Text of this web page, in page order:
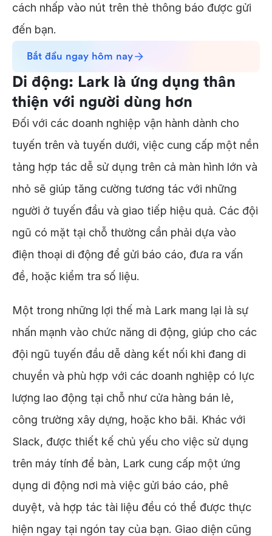
cách nhấp vào nút trên thẻ thông báo được gửi
đến bạn.
Bắt đầu ngay hôm nay
Di động: Lark là ứng dụng thân
thiện với người dùng hơn
Đối với các doanh nghiệp vận hành dành cho
tuyến trên và tuyến dưới, việc cung cấp một nền
tảng hợp tác dễ sử dụng trên cả màn hình lớn và
nhỏ sẽ giúp tăng cường tương tác với những
người ở tuyến đầu và giao tiếp hiệu quả. Các đội
ngũ có mặt tại chỗ thường cần phải dựa vào
điện thoại di động để gửi báo cáo, đưa ra vấn
đề, hoặc kiểm tra số liệu.
Một trong những lợi thế mà Lark mang lại là sự
nhấn mạnh vào chức năng di động, giúp cho các
đội ngũ tuyến đầu dễ dàng kết nối khi đang di
chuyển và phù hợp với các doanh nghiệp có lực
lượng lao động tại chỗ như cửa hàng bán lẻ,
công trường xây dựng, hoặc kho bãi. Khác với
Slack, được thiết kế chủ yếu cho việc sử dụng
trên máy tính để bàn, Lark cung cấp một ứng
dụng di động nơi mà việc gửi báo cáo, phê
duyệt, và hợp tác tài liệu đều có thể được thực
hiện ngay tại ngón tay của bạn. Giao diện cũng